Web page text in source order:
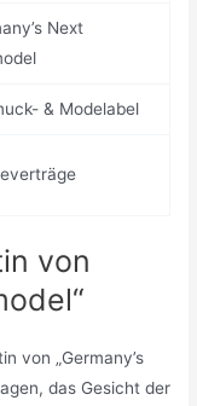
Next
& Modelabel
von
von „Germany’s
das Gesicht der